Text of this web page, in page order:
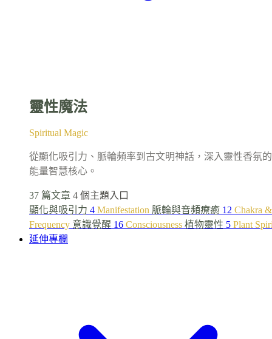
靈性魔法
Spiritual Magic
從顯化吸引力、脈輪頻率到古文明神話，深入靈性香氛的
能量智慧核心。
37 篇文章 4 個主題入口
顯化與吸引力 4 Manifestation 脈輪與音頻療癒 12 Chakra &
Frequency 意識覺醒 16 Consciousness 植物靈性 5 Plant
延伸專欄